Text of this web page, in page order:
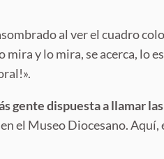
al ver el cuadro
y lo mira, se acerca, lo
gente dispuesta a llamar
el Museo Diocesano.